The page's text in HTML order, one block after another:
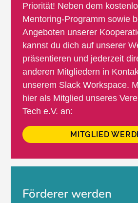
Priorität! Neben dem
Mentoring-Programm sowie
Angeboten unserer
kannst du dich auf unserer
präsentieren und jederzeit
anderen Mitgliedern in
unserem Slack Workspace.
hier als Mitglied unseres
Tech e.V. an:
MITGLIED
Förderer werden